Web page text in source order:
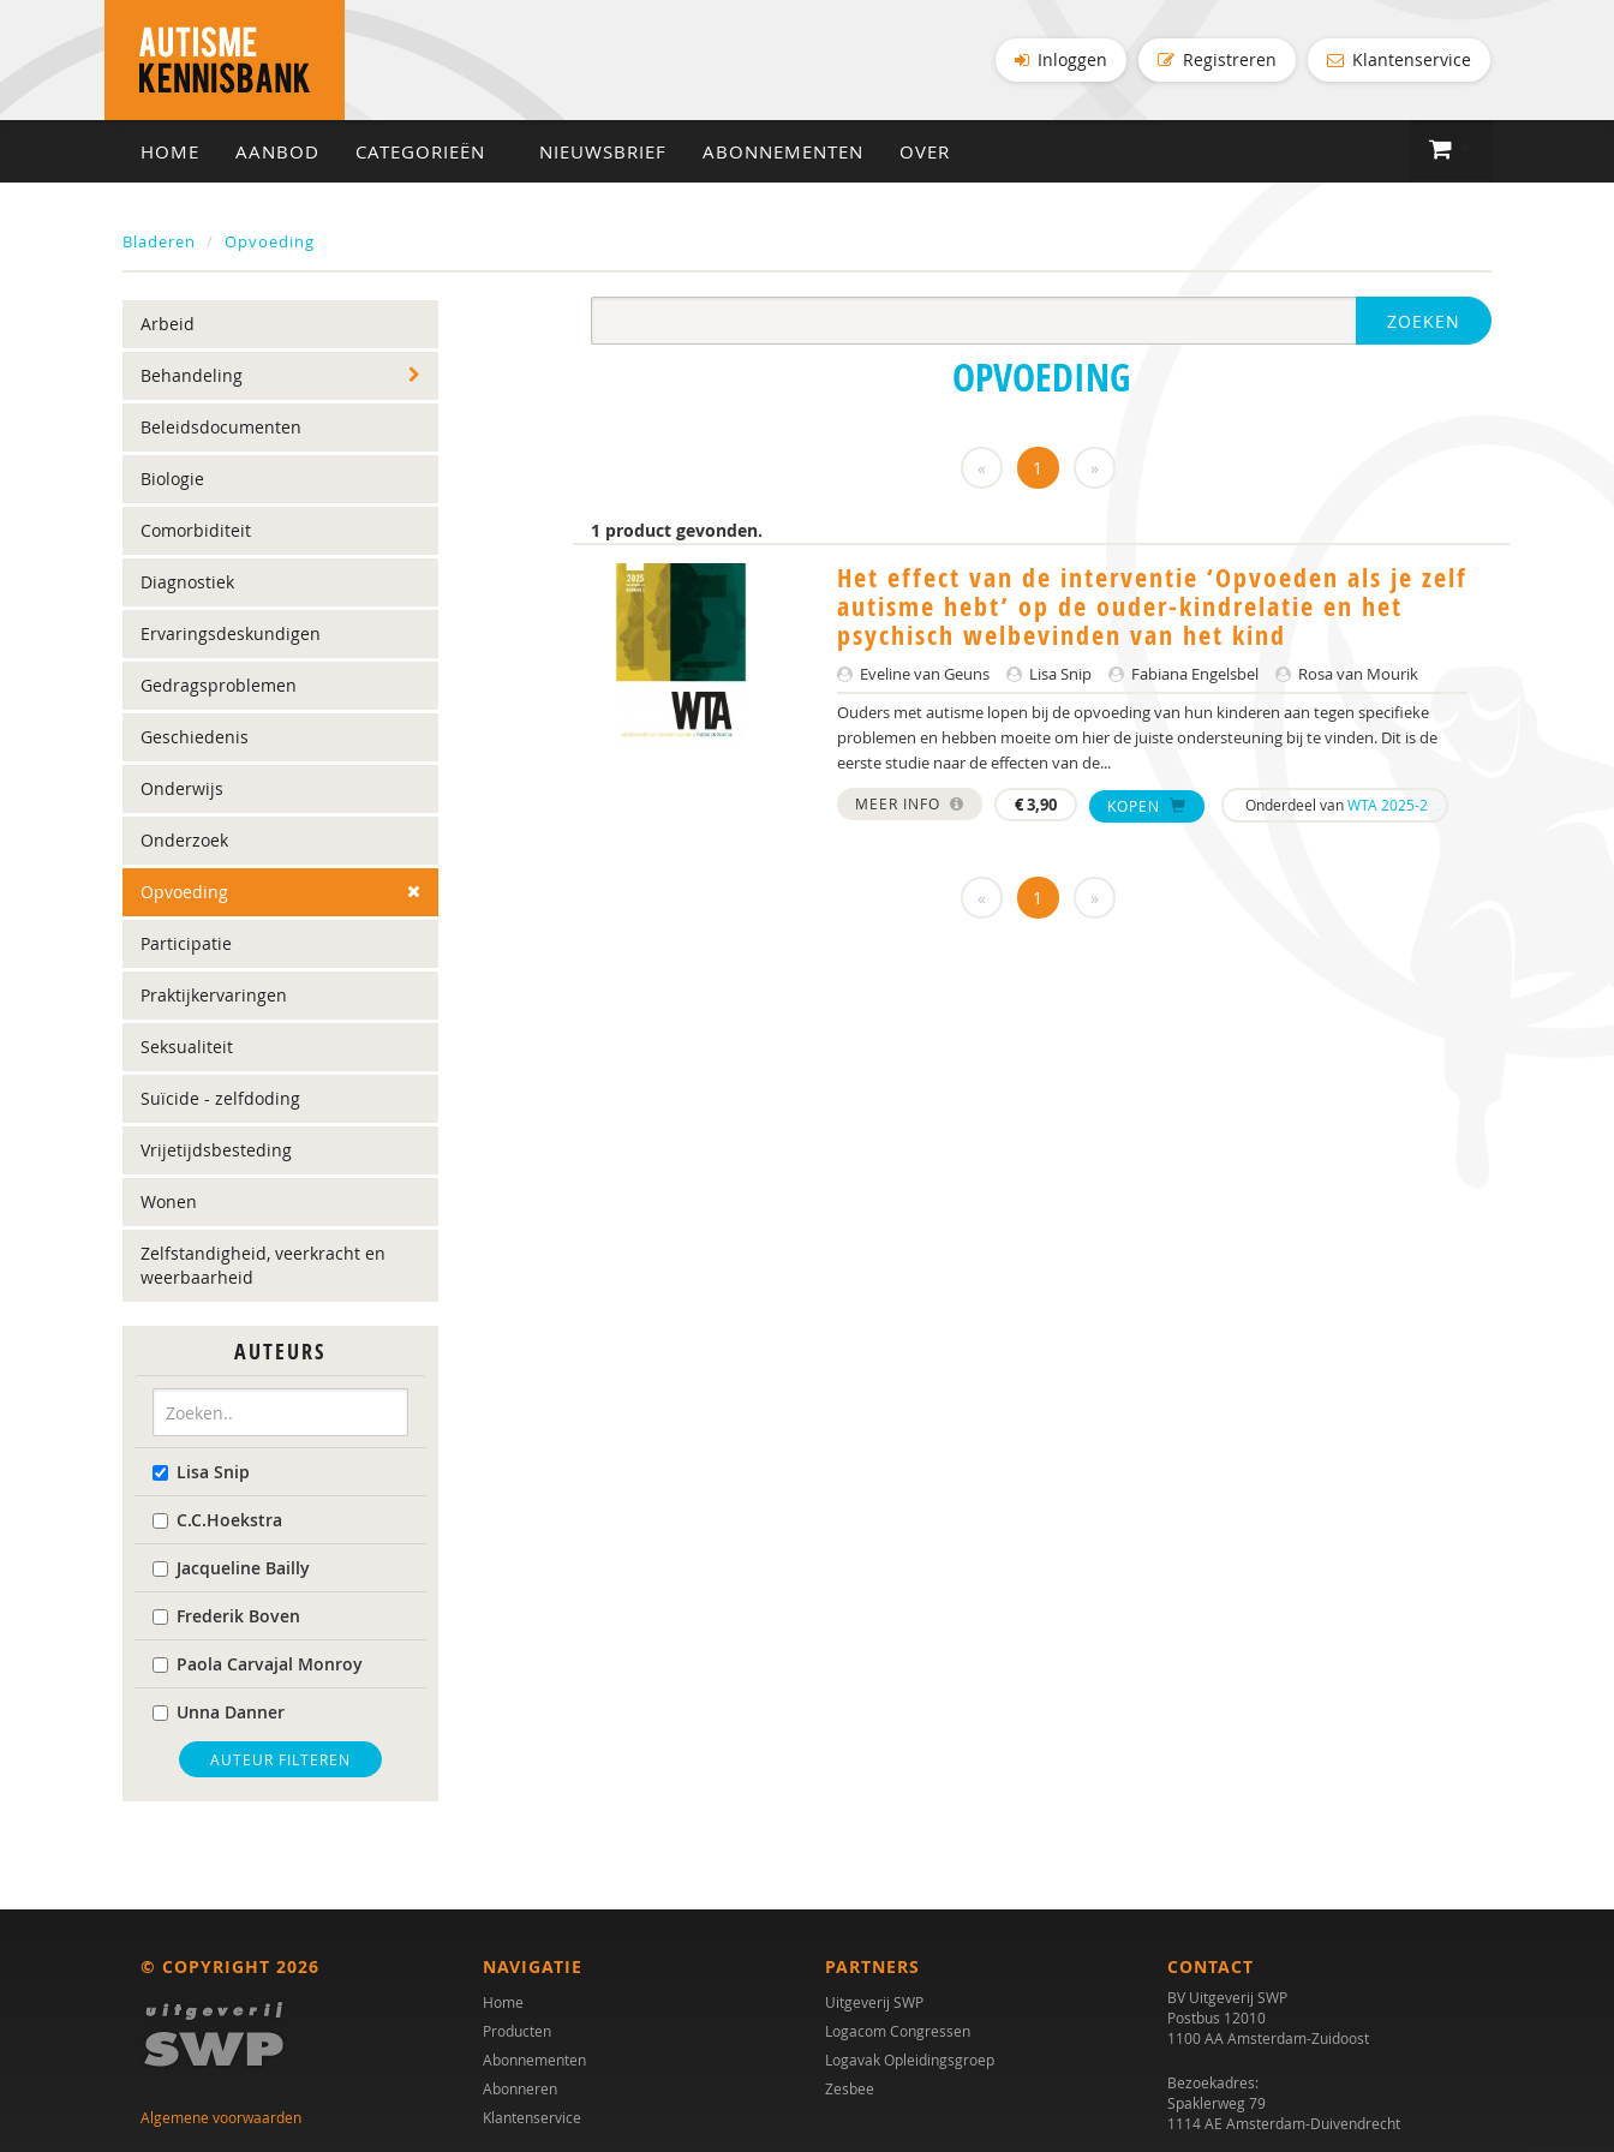
Inloggen Registreren Klantenservice
HOME AANBOD CATEGORIEËN NIEUWSBRIEF ABONNEMENTEN OVER
Bladeren Opvoeding
Arbeid
Behandeling
Beleidsdocumenten
Biologie
Comorbiditeit
Diagnostiek
Ervaringsdeskundigen
Gedragsproblemen
Geschiedenis
Onderwijs
Onderzoek
Opvoeding
Participatie
Praktijkervaringen
Seksualiteit
Suïcide - zelfdoding
Vrijetijdsbesteding
Wonen
Zelfstandigheid, veerkracht en
weerbaarheid
AUTEURS
Lisa Snip
C.C.Hoekstra
Jacqueline Bailly
Frederik Boven
Paola Carvajal Monroy
Unna Danner
Linda Dekker
Karen den Dekker
Roxanne Derogee
mw. dr. A. A. Spek
Mw. drs. V. Snouckaert
AUTEUR FILTEREN
ZOEKEN
OPVOEDING
« 1 »
1 product gevonden.
Het effect van de interventie ‘Opvoeden als je zelf
autisme hebt’ op de ouder-kindrelatie en het
psychisch welbevinden van het kind
Eveline van Geuns Lisa Snip Fabiana Engelsbel
Rosa van Mourik
Ouders met autisme lopen bij de opvoeding van hun kinderen aan tegen specifieke
problemen en hebben moeite om hier de juiste ondersteuning bij te vinden. Dit is de
eerste studie naar de effecten van de...
MEER INFO €3,90 KOPEN Onderdeel vanWTA 2025-2
« 1 »
© COPYRIGHT 2026
Algemene voorwaarden
NAVIGATIE
Home
Producten
Abonnementen
Abonneren
Klantenservice
PARTNERS
Uitgeverij SWP
Logacom Congressen
Logavak Opleidingsgroep
Zesbee
CONTACT
BV Uitgeverij SWP
Postbus 12010
1100 AA Amsterdam-Zuidoost
Bezoekadres:
Spaklerweg 79
1114 AE Amsterdam-Duivendrecht